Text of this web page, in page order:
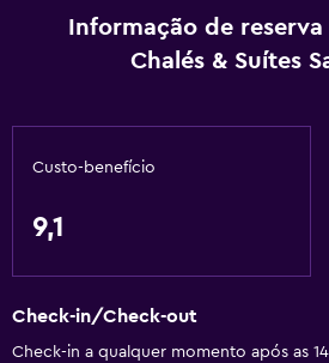
Informação de
Chalés & Suítes
Custo-benefício
9,1
Check-in/Check-out
Check-in a qualquer momento após as